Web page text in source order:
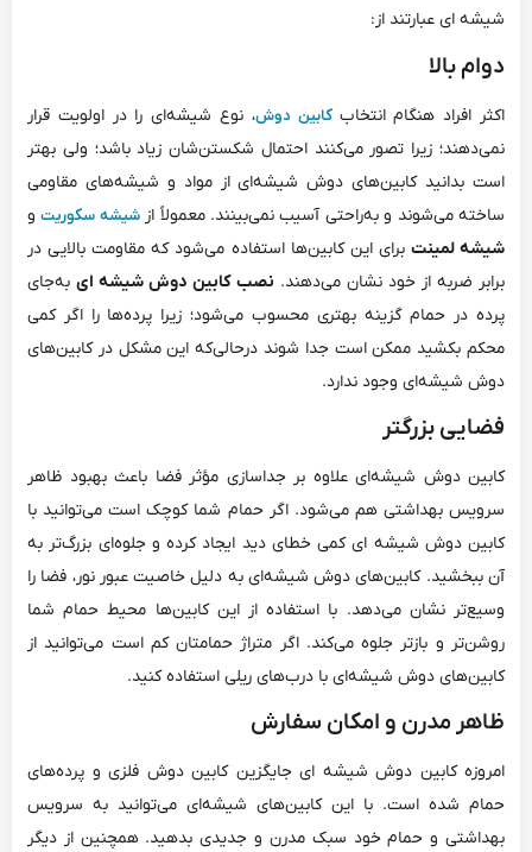
شیشه ای عبارتند از:
دوام بالا
اکثر افراد هنگام انتخابکابین دوش، نوع شیشه‌ای را در اولویت قرار
نمی‌دهند؛ زیرا تصور می‌کنند احتمال شکستن‌شان زیاد باشد؛ ولی بهتر
است بدانید کابین‌های دوش شیشه‌ای از مواد و شیشه‌های مقاومی
ساخته می‌شوند و به‌راحتی آسیب نمی‌بینند. معمولاً از شیشه سکوریتو
شیشه لمینتبرای این کابین‌ها استفاده می‌شود که مقاومت بالایی در
برابر ضربه از خود نشان می‌دهند.نصب کابین دوش شیشه ای به‌جای
پرده در حمام گزینه بهتری محسوب می‌شود؛ زیرا پرده‌ها را اگر کمی
محکم بکشید ممکن است جدا شوند درحالی‌که این مشکل در کابین‌‌های
دوش شیشه‌ای وجود ندارد.
فضایی بزرگتر
کابین دوش شیشه‌ای علاوه بر جداسازی مؤثر فضا باعث بهبود ظاهر
سرویس بهداشتی هم می‌شود. اگر حمام شما کوچک است می‌توانید با
کابین دوش شیشه ای کمی خطای دید ایجاد کرده و جلوه‌ای بزرگ‌تر به
آن ببخشید. کابین‌های دوش شیشه‌ای به دلیل خاصیت عبور نور، فضا را
وسیع‌تر نشان می‌دهد. با استفاده از این کابین‌ها محیط حمام شما
روشن‌تر و بازتر جلوه می‌کند. اگر متراژ حمامتان کم است می‌توانید از
کابین‌های دوش شیشه‌ای با درب‌های ریلی استفاده کنید.
ظاهر مدرن و امکان سفارش
امروزه کابین دوش شیشه ای جایگزین کابین دوش فلزی و پرده‌های
حمام شده است. با این کابین‌های شیشه‌ای می‌توانید به سرویس
بهداشتی و حمام خود سبک مدرن و جدیدی بدهید. همچنین از دیگر